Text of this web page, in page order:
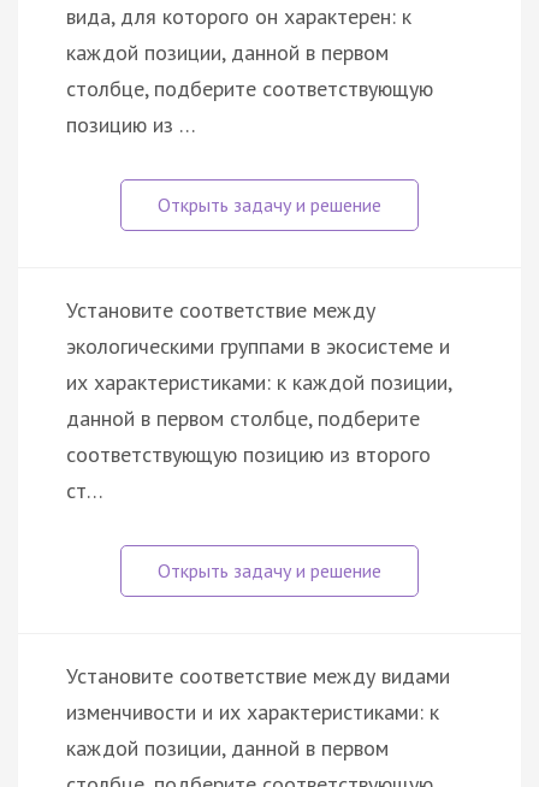
вида, для которого он характерен: к
каждой позиции, данной в первом
столбце, подберите соответствующую
позицию из …
Установите соответствие между
экологическими группами в экосистеме и
их характеристиками: к каждой позиции,
данной в первом столбце, подберите
соответствующую позицию из второго
ст…
Установите соответствие между видами
изменчивости и их характеристиками: к
каждой позиции, данной в первом